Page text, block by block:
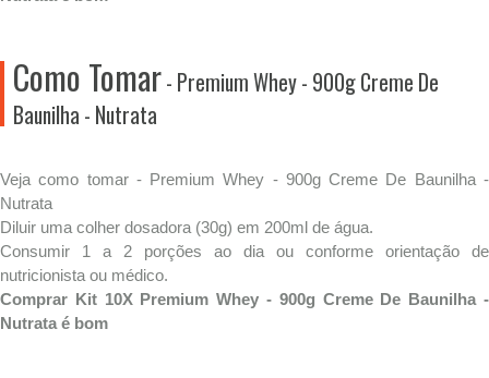
Como Tomar- Premium Whey - 900g Creme De
Baunilha - Nutrata
Veja como tomar - Premium Whey - 900g Creme De Baunilha -
Nutrata
Diluir uma colher dosadora (30g) em 200ml de água.
Consumir 1 a 2 porções ao dia ou conforme orientação de
nutricionista ou médico.
Comprar Kit 10X Premium Whey - 900g Creme De Baunilha -
Nutrata é bom